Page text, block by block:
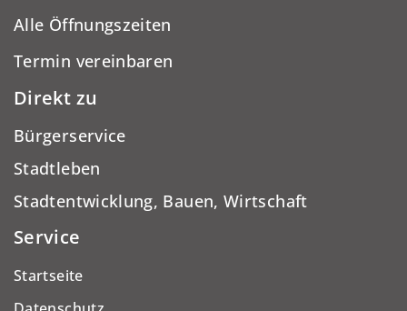
Alle Öffnungszeiten
Termin vereinbaren
Direkt zu
Bürgerservice
Stadtleben
Stadtentwicklung, Bauen, Wirtschaft
Service
Startseite